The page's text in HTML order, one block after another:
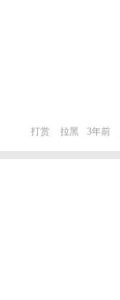
打赏 拉黑 3年前